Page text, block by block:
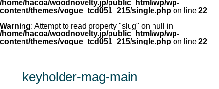
/home/hacoa/woodnovelty.jp/public_html/wp/wp-
content/themes/vogue_tcd051_215/single.php on line 22
Warning: Attempt to read property "slug" on null in
/home/hacoa/woodnovelty.jp/public_html/wp/wp-
content/themes/vogue_tcd051_215/single.php on line 22
keyholder-mag-main